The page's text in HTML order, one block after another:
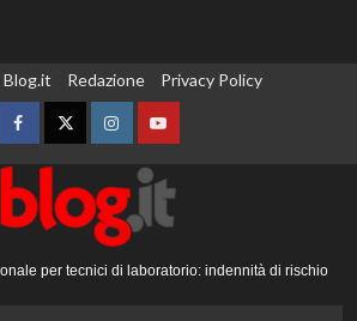
Blog.it Redazione Privacy Policy
FacebookTwitterInstagramYouTube
per tecnici di laboratorio: indennità di rischio